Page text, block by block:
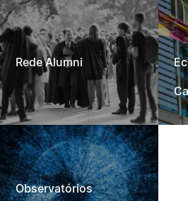
Rede Alumni
Observatórios